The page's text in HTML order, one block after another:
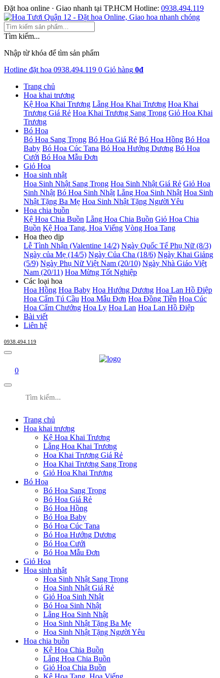
Đặt hoa online · Giao nhanh tại TP.HCM Hotline: 0938.494.119
Tìm kiếm...
Nhập từ khóa để tìm sản phẩm
Hotline đặt hoa 0938.494.119 0 Giỏ hàng 0đ
Trang chủ
Hoa khai trương
Kệ Hoa Khai Trương Lẵng Hoa Khai Trương Hoa Khai
Trương Giá Rẻ Hoa Khai Trương Sang Trọng Giỏ Hoa Khai
Trương
Bó Hoa
Bó Hoa Sang Trọng Bó Hoa Giá Rẻ Bó Hoa Hồng Bó Hoa
Baby Bó Hoa Cúc Tana Bó Hoa Hướng Dương Bó Hoa
Cưới Bó Hoa Mẫu Đơn
Giỏ Hoa
Hoa sinh nhật
Hoa Sinh Nhật Sang Trọng Hoa Sinh Nhật Giá Rẻ Giỏ Hoa
Sinh Nhật Bó Hoa Sinh Nhật Lẵng Hoa Sinh Nhật Hoa Sinh
Nhật Tặng Ba Mẹ Hoa Sinh Nhật Tặng Người Yêu
Hoa chia buồn
Kệ Hoa Chia Buồn Lẵng Hoa Chia Buồn Giỏ Hoa Chia
Buồn Kệ Hoa Tang, Hoa Viếng Vòng Hoa Tang
Hoa theo dịp
Lễ Tình Nhận (Valentine 14/2) Ngày Quốc Tế Phụ Nữ (8/3)
Ngày của Mẹ (14/5) Ngày Của Cha (18/6) Ngày Khai Giảng
(5/9) Ngày Phụ Nữ Việt Nam (20/10) Ngày Nhà Giáo Việt
Nam (20/11) Hoa Mừng Tốt Nghiệp
Các loại hoa
Hoa Hồng Hoa Baby Hoa Hướng Dương Hoa Lan Hồ Điệp
Hoa Cẩm Tú Cầu Hoa Mẫu Đơn Hoa Đồng Tiền Hoa Cúc
Hoa Cẩm Chướng Hoa Ly Hoa Lan Hoa Lan Hồ Điệp
Bài viết
Liên hệ
0938.494.119
0
Trang chủ
Hoa khai trương
Kệ Hoa Khai Trương
Lẵng Hoa Khai Trương
Hoa Khai Trương Giá Rẻ
Hoa Khai Trương Sang Trọng
Giỏ Hoa Khai Trương
Bó Hoa
Bó Hoa Sang Trọng
Bó Hoa Giá Rẻ
Bó Hoa Hồng
Bó Hoa Baby
Bó Hoa Cúc Tana
Bó Hoa Hướng Dương
Bó Hoa Cưới
Bó Hoa Mẫu Đơn
Giỏ Hoa
Hoa sinh nhật
Hoa Sinh Nhật Sang Trọng
Hoa Sinh Nhật Giá Rẻ
Giỏ Hoa Sinh Nhật
Bó Hoa Sinh Nhật
Lẵng Hoa Sinh Nhật
Hoa Sinh Nhật Tặng Ba Mẹ
Hoa Sinh Nhật Tặng Người Yêu
Hoa chia buồn
Kệ Hoa Chia Buồn
Lẵng Hoa Chia Buồn
Giỏ Hoa Chia Buồn
Kệ Hoa Tang, Hoa Viếng